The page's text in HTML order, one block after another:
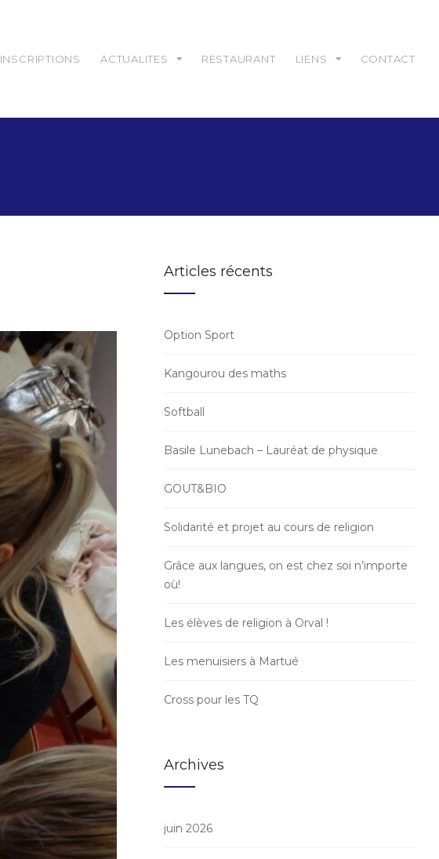
INSCRIPTIONS ACTUALITES RESTAURANT LIENS CONTACT
Articles récents
Option Sport
Kangourou des maths
Softball
Basile Lunebach – Lauréat de physique
GOUT&BIO
Solidarité et projet au cours de religion
Grâce aux langues, on est chez soi n’importe
où!
Les élèves de religion à Orval !
Les menuisiers à Martué
Cross pour les TQ
Archives
juin 2026